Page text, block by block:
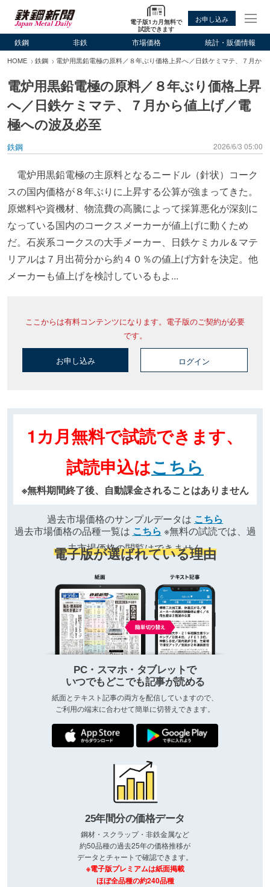
電子版1カ月無料で
試読できます
お申し込み
鉄鋼 非鉄 市場価格 統計・販価情報
HOME 鉄鋼 電炉用黒鉛電極の原料／８年ぶり価格上昇へ／日鉄ケミマテ、７月か
電炉用黒鉛電極の原料／８年ぶり価格上昇
へ／日鉄ケミマテ、７月から値上げ／電
極への波及必至
鉄鋼 2026/6/3 05:00
電炉用黒鉛電極の主原料となるニードル（針状）コーク
スの国内価格が８年ぶりに上昇する公算が強まってきた。
原燃料や資機材、物流費の高騰によって採算悪化が深刻に
なっている国内のコークスメーカーが値上げに動くため
だ。石炭系コークスの大手メーカー、日鉄ケミカル＆マテ
リアルは７月出荷分から約４０％の値上げ方針を決定。他
メーカーも値上げを検討しているもよ...
ここからは有料コンテンツになります。電子版のご契約が必要
です。
お申し込み ログイン
1カ月無料で試読できます、
試読申込はこちら
※無料期間終了後、自動課金されることはありません
過去市場価格のサンプルデータは こちら
過去市場価格の品種一覧は こちら ※無料の試読では、過
去市場価格の閲覧はできません
電子版が選ばれている理由
PC・スマホ・タブレットで
いつでもどこでも記事が読める
紙面とテキスト記事の両方を配信していますので、
ご利用の端末に合わせて簡単に切替えできます。
25年間分の価格データ
鋼材・スクラップ・非鉄金属など
約50品種の過去25年の価格推移が
データとチャートで確認できます。
※電子版プレミアムは紙面掲載
ほぼ全品種の約240品種